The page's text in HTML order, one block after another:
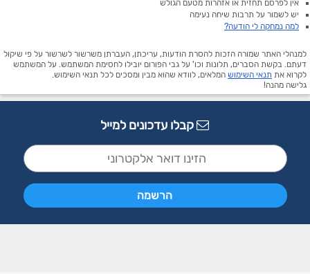
אין לפרסם תחזית או אזהרות מטעם הגולש
יש לשמור על תרבות שיחה נעימה
למה נמחקה לי הודעה?
למנהלי האתר שמורה הזכות להסרת הודעות, עריכתן, העברתן משרשור לשרשור על פי שיקול
דעתם. בקשת הסברים, תלונות וכו' על גבי הפורום יובילו לחסימת המשתמש. על המשתמש
לקרוא את תנאי השימוש המלאים, לוודא שהוא מבין ומסכים לכל תנאי השימוש.
גלישה מהנה!
קבלו עדכונים למייל